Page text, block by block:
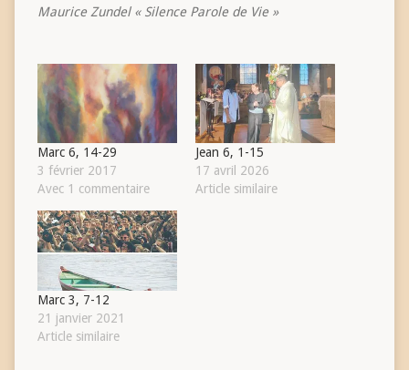
Maurice Zundel « Silence Parole de Vie »
Marc 6, 14-29
3 février 2017
Avec 1 commentaire
Jean 6, 1-15
17 avril 2026
Article similaire
Marc 3, 7-12
21 janvier 2021
Article similaire